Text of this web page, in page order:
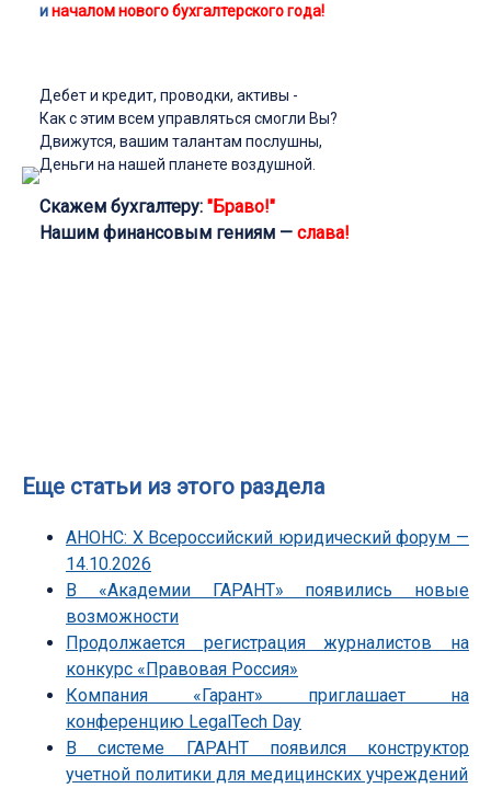
иначалом нового бухгалтерского года!
Дебет и кредит, проводки, активы -
Как с этим всем управляться смогли Вы?
Движутся, вашим талантам послушны,
Деньги на нашей планете воздушной.
Скажем бухгалтеру: "Браво!"
Нашим финансовым гениям — слава!
Еще статьи из этого раздела
АНОНС: Х Всероссийский юридический форум —
14.10.2026
В «Академии ГАРАНТ» появились новые
возможности
Продолжается регистрация журналистов на
конкурс «Правовая Россия»
Компания «Гарант» приглашает на
конференцию LegalTech Day
В системе ГАРАНТ появился конструктор
учетной политики для медицинских учреждений